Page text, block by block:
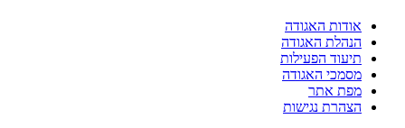
אודות האגודה
הנהלת האגודה
תיעוד הפעילות
מסמכי האגודה
מפת אתר
הצהרת נגישות